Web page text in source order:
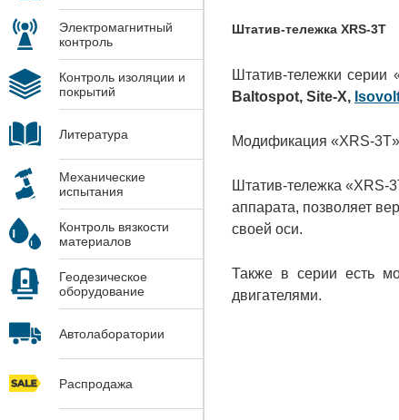
Электромагнитный
контроль
Контроль изоляции и
покрытий
Литература
Механические
испытания
Контроль вязкости
материалов
Геодезическое
оборудование
Автолаборатории
Распродажа
Штатив-тележка XRS-3T
Штатив-тележки серии
Baltospot, Site-X,
Модификация «XRS-
Штатив-тележка «XRS-
аппарата, позволяет
своей оси.
Также в серии есть
двигателями.